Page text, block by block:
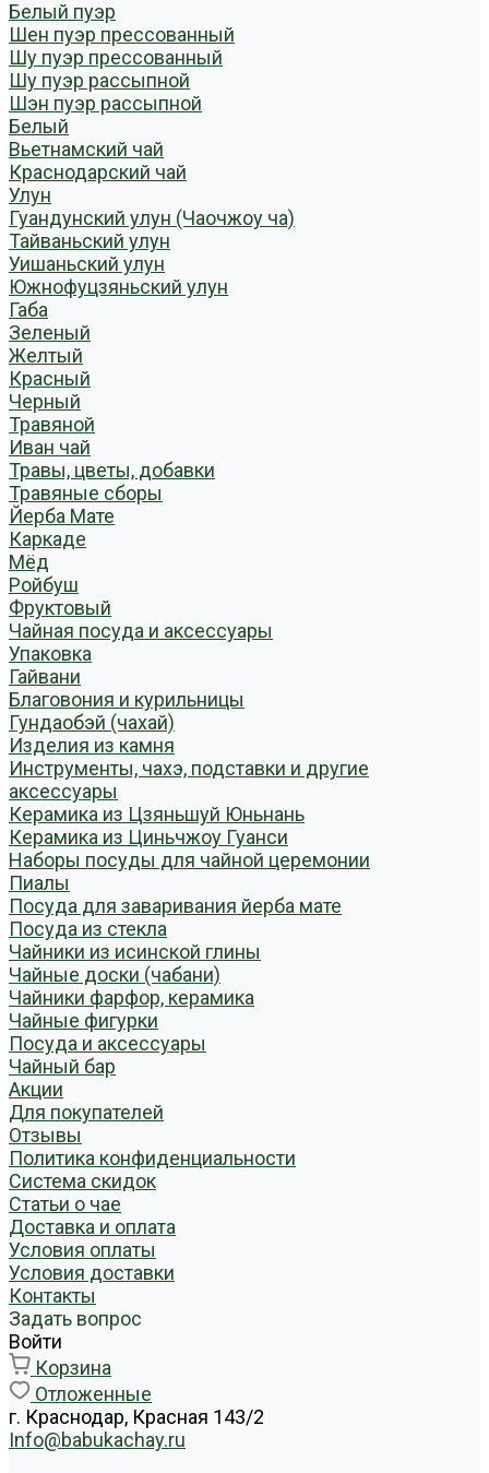
Белый пуэр
Шен пуэр прессованный
Шу пуэр прессованный
Шу пуэр рассыпной
Шэн пуэр рассыпной
Белый
Вьетнамский чай
Краснодарский чай
Улун
Гуандунский улун (Чаочжоу ча)
Тайваньский улун
Уишаньский улун
Южнофуцзяньский улун
Габа
Зеленый
Желтый
Красный
Черный
Травяной
Иван чай
Травы, цветы, добавки
Травяные сборы
Йерба Мате
Каркаде
Мёд
Ройбуш
Фруктовый
Чайная посуда и аксессуары
Упаковка
Гайвани
Благовония и курильницы
Гундаобэй (чахай)
Изделия из камня
Инструменты, чахэ, подставки и другие
аксессуары
Керамика из Цзяньшуй Юньнань
Керамика из Циньчжоу Гуанси
Наборы посуды для чайной церемонии
Пиалы
Посуда для заваривания йерба мате
Посуда из стекла
Чайники из исинской глины
Чайные доски (чабани)
Чайники фарфор, керамика
Чайные фигурки
Посуда и аксессуары
Чайный бар
Акции
Для покупателей
Отзывы
Политика конфиденциальности
Система скидок
Статьи о чае
Доставка и оплата
Условия оплаты
Условия доставки
Контакты
Задать вопрос
Войти
Корзина
Отложенные
г. Краснодар, Красная 143/2
Info@babukachay.ru